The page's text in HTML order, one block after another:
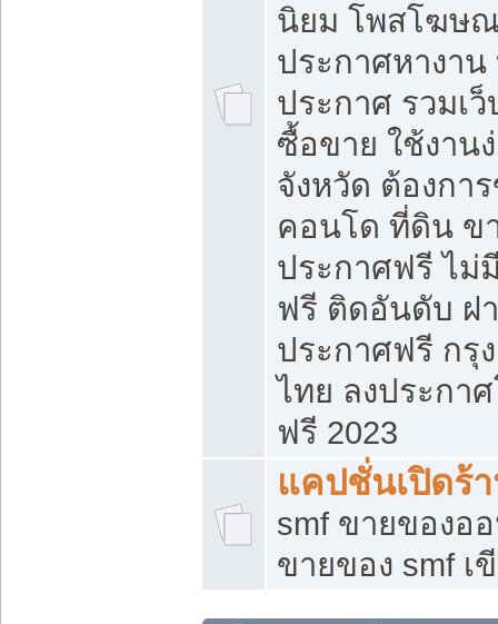
นิยม โพสโฆษ
ประกาศหางาน
ประกาศ รวมเ
ซื้อขาย ใช้งาน
จังหวัด ต้องกา
คอนโด ที่ดิน ข
ประกาศฟรี ไม่
ฟรี ติดอันดับ ฝ
ประกาศฟรี กรุ
ไทย ลงประกา
ฟรี 2023
แคปชั่นเปิดร้
smf ขายของอ
ขายของ smf เ